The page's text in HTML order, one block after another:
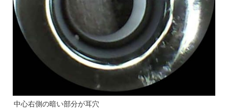
中心右側の暗い部分が耳穴